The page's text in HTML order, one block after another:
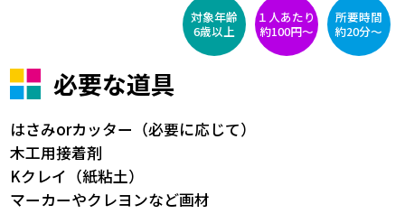
対象年齢
6歳以上
１人あたり
約100円〜
所要時間
約20分～
必要な道具
はさみorカッター（必要に応じて）
木工用接着剤
Kクレイ（紙粘土）
マーカーやクレヨンなど画材